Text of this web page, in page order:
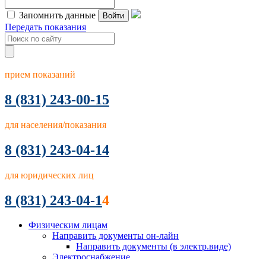
Запомнить данные Войти
Передать показания
прием показаний
8 (831) 243-00-15
для населения/показания
8 (831) 243-04-14
для юридических лиц
8 (831) 243-04-14
Физическим лицам
Направить документы он-лайн
Направить документы (в электр.виде)